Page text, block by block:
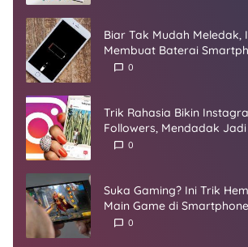
Biar Tak Mudah Meledak,
Membuat Baterai
Umur
0
Trik Rahasia Bikin
Followers, Mendadak
0
Suka Gaming? Ini Trik
Main Game di Smartphone
0